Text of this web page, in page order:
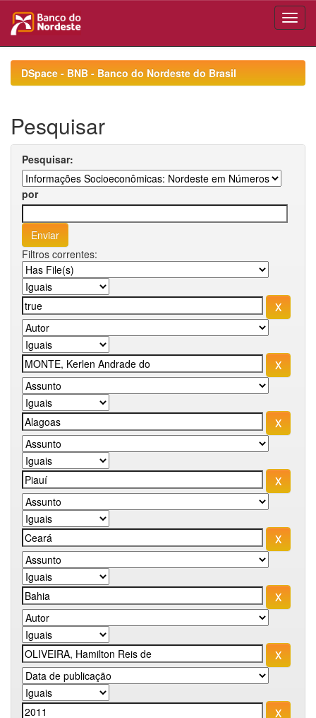
navigationDSpace - BNB - Banco do Nordeste do Brasil
Pesquisar
Pesquisar:
por
Filtros correntes: